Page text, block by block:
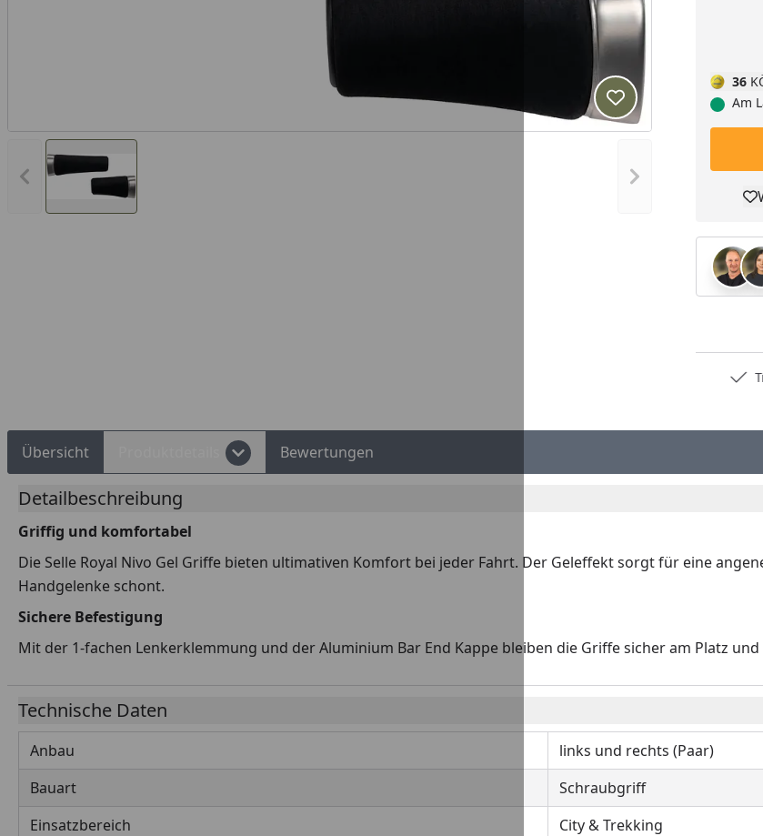
Vorheriges Bild anzeigen Nächstes Bild
Produkt zur
36
Am
Übersicht Bewertungen
Detailbeschreibung
Griffig und komfortabel
Die Selle Royal Nivo Gel Griffe bieten ultimativen Komfort bei jeder Fahrt. Der Geleffekt sorgt für eine
Handgelenke schont.
Sichere Befestigung
Mit der 1-fachen Lenkerklemmung und der Aluminium Bar End Kappe bleiben die Griffe sicher am Platz
Technische Daten
Anbau
links und rechts (Paar)
Bauart
Schraubgriff
Einsatzbereich
City & Trekking